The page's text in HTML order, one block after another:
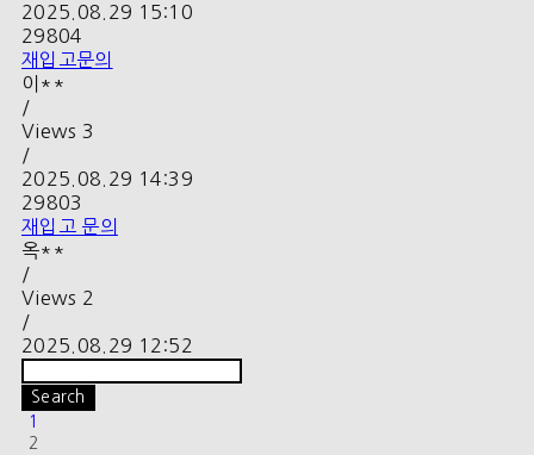
2025.08.29 15:10
29804
재입고문의
이**
/
Views 3
/
2025.08.29 14:39
29803
재입고 문의
옥**
/
Views 2
/
2025.08.29 12:52
Search
1
2